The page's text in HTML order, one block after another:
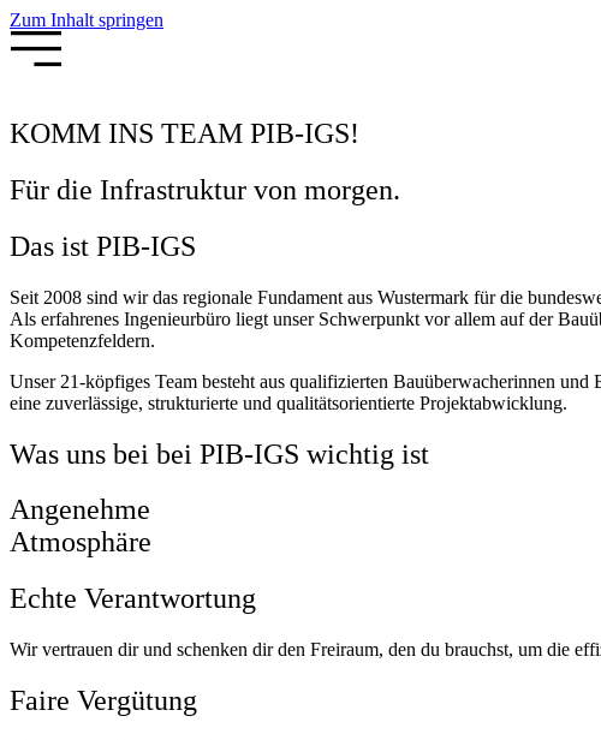
Zum Inhalt springen
KOMM INS TEAM PIB-IGS!
Für die Infrastruktur von morgen.
Das ist PIB-IGS
Seit 2008 sind wir das regionale Fundament aus Wustermark für die
Als erfahrenes Ingenieurbüro liegt unser Schwerpunkt vor allem auf der
Kompetenzfeldern.
Unser 21-köpfiges Team besteht aus qualifizierten Bauüberwacherinnen
eine zuverlässige, strukturierte und qualitätsorientierte Projektabwicklung.
Was uns bei bei PIB-IGS wichtig ist
Angenehme
Atmosphäre
Echte Verantwortung
Wir vertrauen dir und schenken dir den Freiraum, den du brauchst, um die
Faire Vergütung